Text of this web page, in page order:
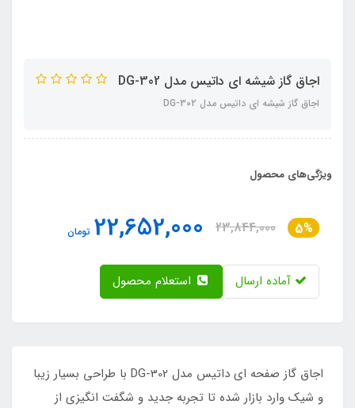
اجاق گاز شیشه ای داتیس مدل DG-302
اجاق گاز شیشه ای داتیس مدل DG-302
ویژگی‌های محصول
5%
23,844,000
22,652,000 تومان
آماده ارسال
اجاق گاز صفحه ای داتیس مدل DG-302 با طراحی بسیار زیبا
و شیک وارد بازار شده تا تجربه جدید و شگفت انگیزی از